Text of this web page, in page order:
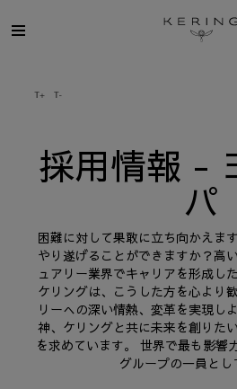
用
情
人材
サステナビリ
FINANCE
プレスルーム
採用情報 -
パ
困難に対して果敢に立ち向かえま
やり遂げることができますか？高
ュアリー業界でキャリアを形成し
ケリングは、こうした方を心より
リーへの深い情熱、変革を実現し
神、ケリングと共に未来を創りた
を求めています。 世界で最も影響
グループの一員とし